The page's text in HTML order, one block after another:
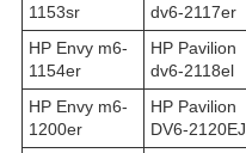
1153sr
dv6-2117er
HP Envy m6-
1154er
HP Pavilion
dv6-2118el
HP Envy m6-
1200er
HP Pavilion
DV6-2120EJ